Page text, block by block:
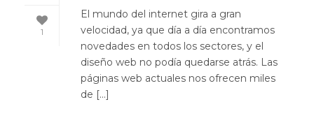
1
El mundo del internet gira a gran
velocidad, ya que día a día encontramos
novedades en todos los sectores, y el
diseño web no podía quedarse atrás. Las
páginas web actuales nos ofrecen miles
de [...]